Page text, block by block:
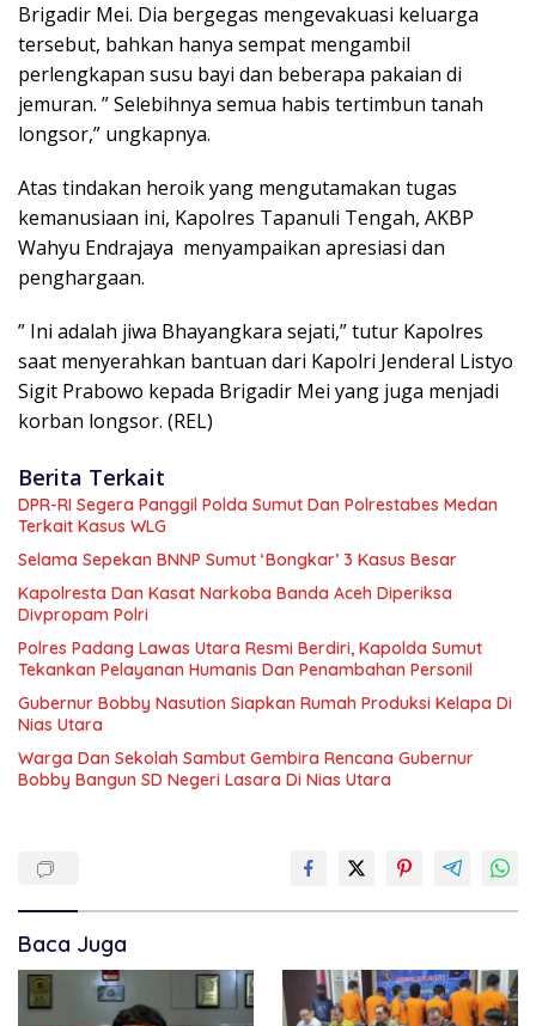
Brigadir Mei. Dia bergegas mengevakuasi keluarga
tersebut, bahkan hanya sempat mengambil
perlengkapan susu bayi dan beberapa pakaian di
jemuran. ” Selebihnya semua habis tertimbun tanah
longsor,” ungkapnya.
Atas tindakan heroik yang mengutamakan tugas
kemanusiaan ini, Kapolres Tapanuli Tengah, AKBP
Wahyu Endrajaya menyampaikan apresiasi dan
penghargaan.
” Ini adalah jiwa Bhayangkara sejati,” tutur Kapolres
saat menyerahkan bantuan dari Kapolri Jenderal Listyo
Sigit Prabowo kepada Brigadir Mei yang juga menjadi
korban longsor. (REL)
Berita Terkait
DPR-RI Segera Panggil Polda Sumut Dan Polrestabes Medan
Terkait Kasus WLG
Selama Sepekan BNNP Sumut ‘Bongkar’ 3 Kasus Besar
Kapolresta Dan Kasat Narkoba Banda Aceh Diperiksa
Divpropam Polri
Polres Padang Lawas Utara Resmi Berdiri, Kapolda Sumut
Tekankan Pelayanan Humanis Dan Penambahan Personil
Gubernur Bobby Nasution Siapkan Rumah Produksi Kelapa Di
Nias Utara
Warga Dan Sekolah Sambut Gembira Rencana Gubernur
Bobby Bangun SD Negeri Lasara Di Nias Utara
Baca Juga